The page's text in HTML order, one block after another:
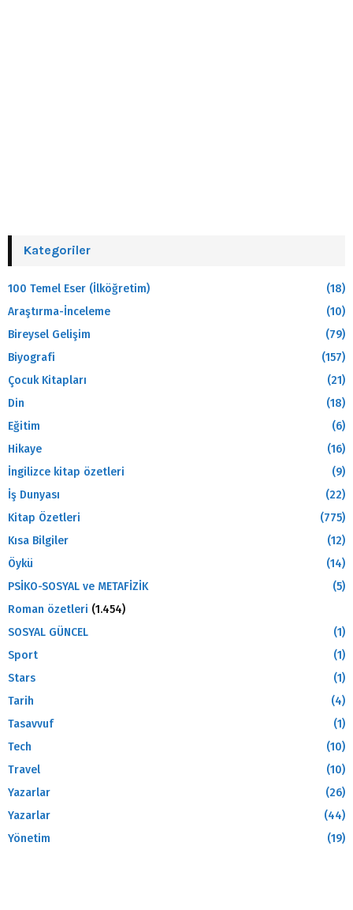
Kategoriler
100 Temel Eser (İlköğretim)
(18)
Araştırma-İnceleme
(10)
Bireysel Gelişim
(79)
Biyografi
(157)
Çocuk Kitapları
(21)
Din
(18)
Eğitim
(6)
Hikaye
(16)
İngilizce kitap özetleri
(9)
İş Dunyası
(22)
Kitap Özetleri
(775)
Kısa Bilgiler
(12)
Öykü
(14)
PSİKO-SOSYAL ve METAFİZİK
(5)
Roman özetleri (1.454)
SOSYAL GÜNCEL
(1)
Sport
(1)
Stars
(1)
Tarih
(4)
Tasavvuf
(1)
Tech
(10)
Travel
(10)
Yazarlar
(26)
Yazarlar
(44)
Yönetim
(19)